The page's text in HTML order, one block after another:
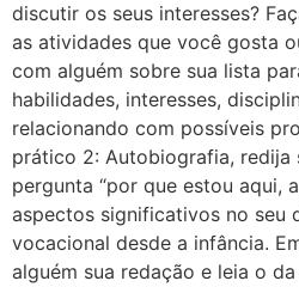
discutir os seus interesses?
as atividades que você gosta
com alguém sobre sua lista
habilidades, interesses,
relacionando com possíveis
prático 2: Autobiografia,
pergunta “por que estou aqui,
aspectos significativos no seu
vocacional desde a infância.
alguém sua redação e leia o